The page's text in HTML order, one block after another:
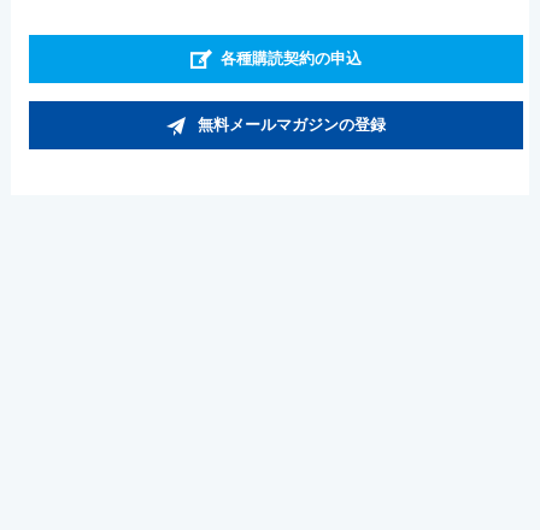
各種購読契約の申込
無料メールマガジンの登録